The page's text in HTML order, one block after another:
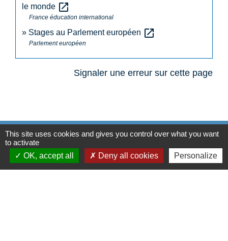
le monde open_in_new
France éducation international
Stages au Parlement européen open_in_new
Parlement européen
Signaler une erreur sur cette page
N° utiles
Commune de Saint-Léger-les-Vignes
16 rue de Nantes
This site uses cookies and gives you control over what you want
to activate
OK, accept all
Deny all cookies Personalize